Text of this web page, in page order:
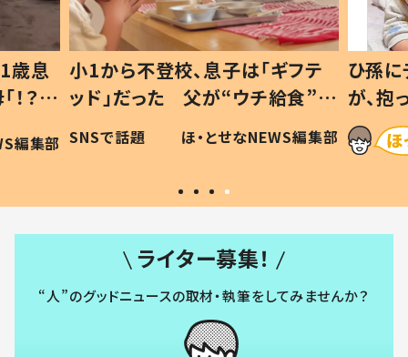
歳息
？」
編集部
小1から不登校、息子は「ギフテ
ッド」だった 父が“ウチ給食”を
作り続ける理由とは #令和の親
#令和の子
SNSで話題 ほ・とせなNEWS編集部
ひ孫
が、
「涙が
い」
ライター募集！
“人”のグッドニュースの取材・執筆をしてみませんか？